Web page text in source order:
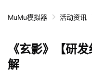
MuMu模拟器 活动资讯
《玄影》【研
解